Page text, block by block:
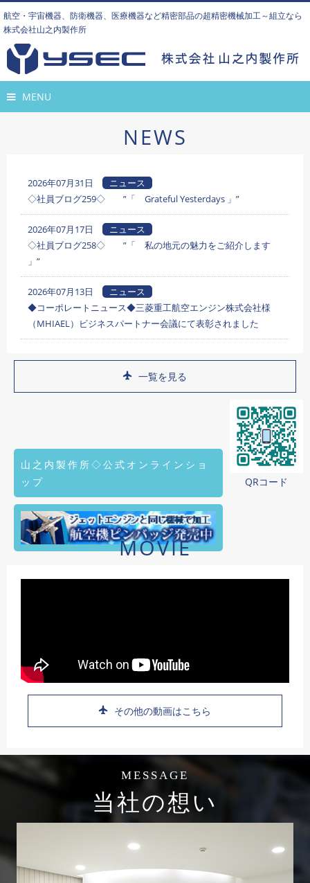
航空・宇宙機器、防衛機器、医療機器など精密部品の超精密機械加工～組立なら
株式会社山之内製作所
MENU
NEWS
2026年07月31日
ニュース
◇社員ブログ259◇ ”「 Grateful Yesterdays 」”
2026年07月17日
ニュース
◇社員ブログ258◇ ”「 私の地元の魅力をご紹介します
」”
2026年07月13日
ニュース
◆コーポレートニュース◆三菱重工航空エンジン株式会社様
（MHIAEL）ビジネスパートナー会議にて表彰されました
一覧を見る
山之内製作所◇公式オンラインショ
ップ
QRコード
MOVIE
その他の動画はこちら
MESSAGE
当社の想い